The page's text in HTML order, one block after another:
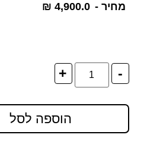
מחיר - ₪ 4,900.0
-
+
הוספה לסל